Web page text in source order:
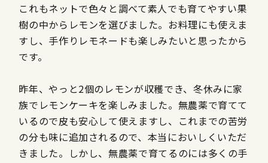
これもネットで色々と調べて素人でも育てやすい果
樹の中からレモンを選びました。お料理にも使えま
すし、手作りレモネードも楽しみたいと思ったから
です。
昨年、やっと2個のレモンが収穫でき、冬休みに家
族でレモンケーキを楽しみました。無農薬で育てて
いるので皮も安心して使えますし、これまでの苦労
の分も味に追加されるので、本当においしくいただ
きました。しかし、無農薬で育てるのには多くの手